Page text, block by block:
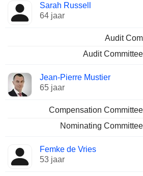
Sarah Russell
64 jaar
Audit
Audit
Jean-Pierre Mustier
65 jaar
Compensation
Nominating
Femke de Vries
53 jaar